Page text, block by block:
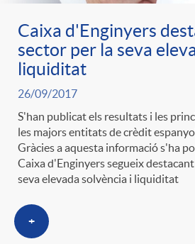
o
r
i
a
s
Caixa d'Enginyers
sector per la seva
liquiditat
26/09/2017
S'han publicat els resultats i les
les majors entitats de crèdit
Gràcies a aquesta informació s'ha
Caixa d'Enginyers segueix
seva elevada solvència i liquiditat
+